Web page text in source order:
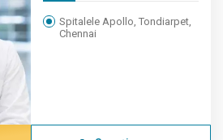
Spitalele Apollo, Tondiarpet,
Chennai